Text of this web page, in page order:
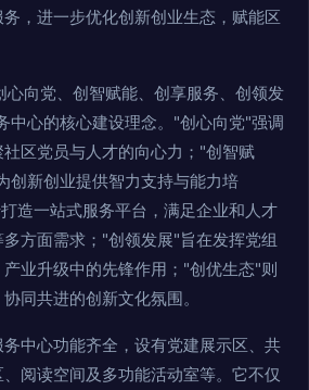
，进一步优化创新创业生态，赋能区
心向党、创智赋能、创享服务、创领发
中心的核心建设理念。"创心向党"强调
区党员与人才的向心力；"创智赋
创新创业提供智力支持与能力培
造一站式服务平台，满足企业和人才
方面需求；"创领发展"旨在发挥党组
业升级中的先锋作用；"创优生态"则
同共进的创新文化氛围。
中心功能齐全，设有党建展示区、共
阅读空间及多功能活动室等。它不仅